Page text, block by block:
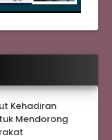
Kehadiran
Mendorong